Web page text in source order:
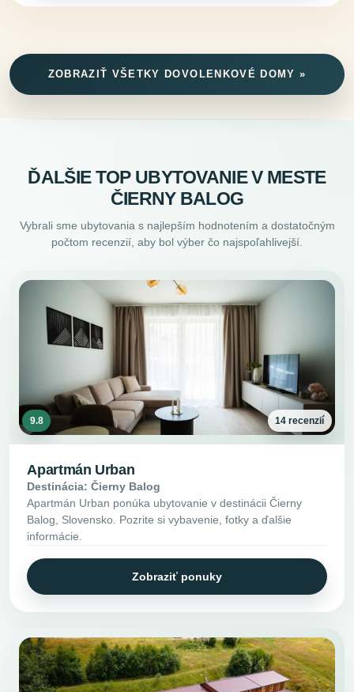
ZOBRAZIŤ VŠETKY DOVOLENKOVÉ DOMY »
ĎALŠIE TOP UBYTOVANIE V MESTE
ČIERNY BALOG
Vybrali sme ubytovania s najlepším hodnotením a dostatočným
počtom recenzií, aby bol výber čo najspoľahlivejší.
9.8 14 recenzií
Apartmán Urban
Destinácia: Čierny Balog
Apartmán Urban ponúka ubytovanie v destinácii Čierny
Balog, Slovensko. Pozrite si vybavenie, fotky a ďalšie
informácie.
Zobraziť ponuky